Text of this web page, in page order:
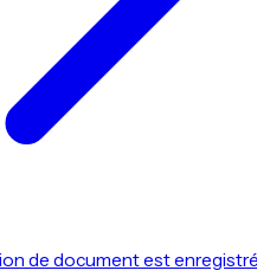
de document est